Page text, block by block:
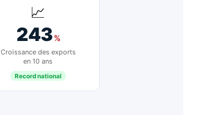
📈
243%
Croissance des exports
en 10 ans
Record national